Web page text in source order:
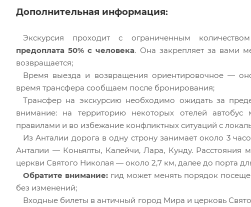
Дополнительная информация:
Экскурсия проходит с ограниченным
предоплата 50% с человека. Она закрепляет за вами
возвращается;
Время выезда и возвращения ориентировочное —
время трансфера сообщаем после бронирования;
Трансфер на экскурсию необходимо ожидать за
внимание: на территорию некоторых отелей
правилами и во избежание конфликтных ситуаций с
Из Анталии дорога в одну строну занимает около 3
Анталии — Коньялты, Калейчи, Лара, Кунду.
церкви Святого Николая — около 2,7 км, далее до порта
Обратите внимание: гид может менять порядок
без изменений;
Входные билеты в античный город Мира и церковь